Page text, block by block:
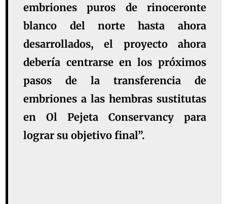
embriones puros de rinoceronte
blanco del norte hasta ahora
desarrollados, el proyecto ahora
debería centrarse en los próximos
pasos de la transferencia de
embriones a las hembras sustitutas
en Ol Pejeta Conservancy para
lograr su objetivo final”.